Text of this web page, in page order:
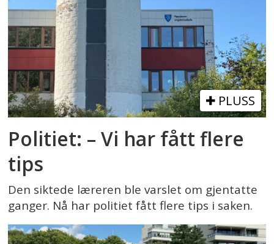
PLUSS
Politiet: – Vi har fått flere
tips
Den siktede læreren ble varslet om gjentatte
ganger. Nå har politiet fått flere tips i saken.